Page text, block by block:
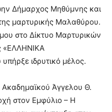
Δήμαρχος Μηθύμνης και
μαρτυρικής Μαλαθύρου.
στο Δίκτυο Μαρτυρικών
«ΕΛΛΗΝΙΚΑ
ιδρυτικό μέλος.
Ακαδημαϊκού Άγγελου Θ.
στον Εμφύλιο – Η